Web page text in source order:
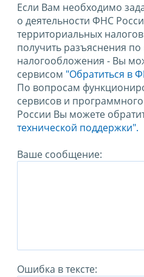
Если Вам необходимо
о деятельности ФНС
территориальных
получить разъяснения
налогообложения - Вы
сервисом "Обратиться в
По вопросам
сервисов и
России Вы можете
технической поддержки".
Ваше сообщение:
Ошибка в тексте: